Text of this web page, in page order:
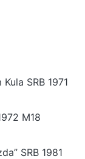
SRB 1971
M18
SRB 1981